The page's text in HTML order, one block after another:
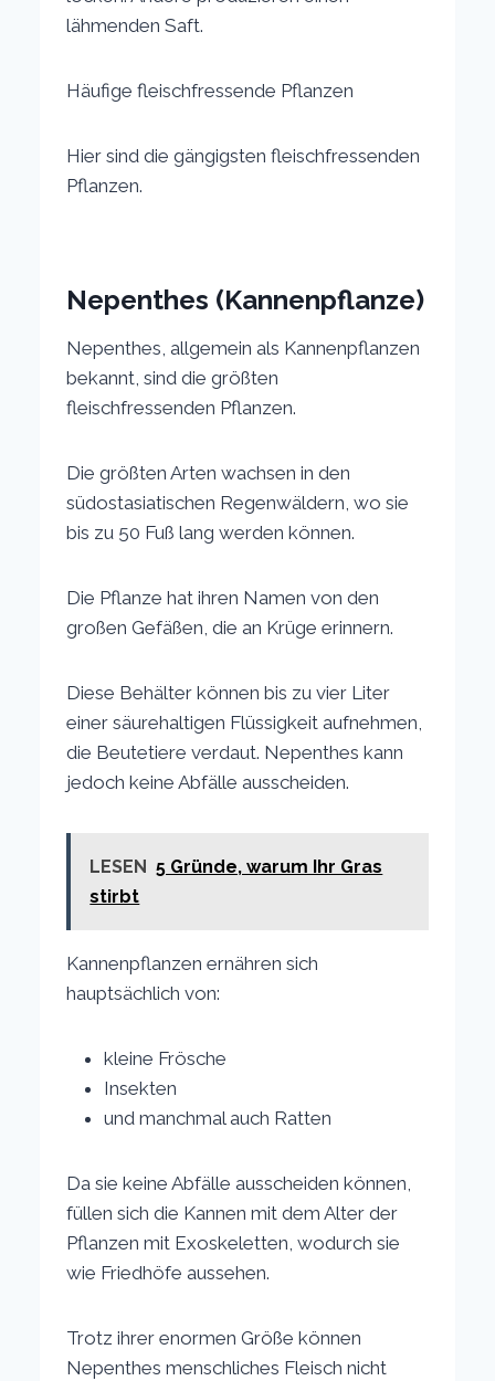
lähmenden Saft.
Häufige fleischfressende Pflanzen
Hier sind die gängigsten fleischfressenden
Pflanzen.
Nepenthes (Kannenpflanze)
Nepenthes, allgemein als Kannenpflanzen
bekannt, sind die größten
fleischfressenden Pflanzen.
Die größten Arten wachsen in den
südostasiatischen Regenwäldern, wo sie
bis zu 50 Fuß lang werden können.
Die Pflanze hat ihren Namen von den
großen Gefäßen, die an Krüge erinnern.
Diese Behälter können bis zu vier Liter
einer säurehaltigen Flüssigkeit aufnehmen,
die Beutetiere verdaut. Nepenthes kann
jedoch keine Abfälle ausscheiden.
LESEN 5 Gründe, warum Ihr Gras
stirbt
Kannenpflanzen ernähren sich
hauptsächlich von:
kleine Frösche
Insekten
und manchmal auch Ratten
Da sie keine Abfälle ausscheiden können,
füllen sich die Kannen mit dem Alter der
Pflanzen mit Exoskeletten, wodurch sie
wie Friedhöfe aussehen.
Trotz ihrer enormen Größe können
Nepenthes menschliches Fleisch nicht